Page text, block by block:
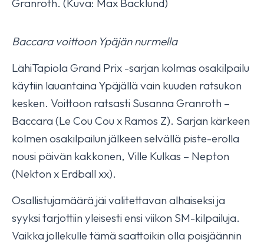
Baccara voittoon Ypäjän nurmella
LähiTapiola Grand Prix -sarjan kolmas osakilpailu
käytiin lauantaina Ypäjällä vain kuuden ratsukon
kesken. Voittoon ratsasti Susanna Granroth –
Baccara (Le Cou Cou x Ramos Z). Sarjan kärkeen
kolmen osakilpailun jälkeen selvällä piste-erolla
nousi päivän kakkonen, Ville Kulkas – Nepton
(Nekton x Erdball xx).
Osallistujamäärä jäi valitettavan alhaiseksi ja
syyksi tarjottiin yleisesti ensi viikon SM-kilpailuja.
Vaikka jollekulle tämä saattoikin olla poisjäännin